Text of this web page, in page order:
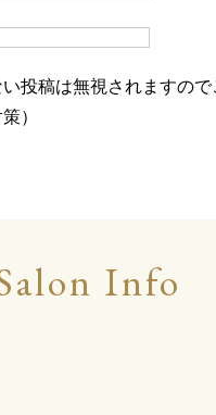
投稿は無視されますの
）
Info